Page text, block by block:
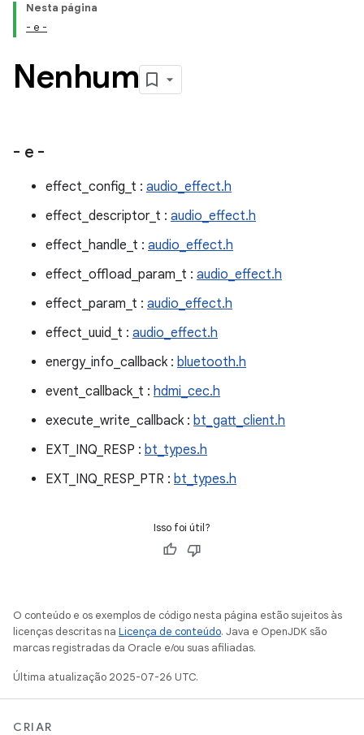
Nesta página
- e -
Nenhum
- e -
effect_config_t : audio_effect.h
effect_descriptor_t : audio_effect.h
effect_handle_t : audio_effect.h
effect_offload_param_t : audio_effect.h
effect_param_t : audio_effect.h
effect_uuid_t : audio_effect.h
energy_info_callback : bluetooth.h
event_callback_t : hdmi_cec.h
execute_write_callback : bt_gatt_client.h
EXT_INQ_RESP : bt_types.h
EXT_INQ_RESP_PTR : bt_types.h
Isso foi útil?
O conteúdo e os exemplos de código nesta página estão sujeitos às
licenças descritas na Licença de conteúdo. Java e OpenJDK são
marcas registradas da Oracle e/ou suas afiliadas.
Última atualização 2025-07-26 UTC.
CRIAR